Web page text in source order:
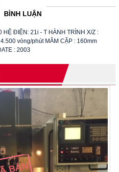
BÌNH LUẬN
HỆ ĐIỆN: 21i - T HÀNH TRÌNH X/Z :
vòng/phút MÂM CẶP : 160mm
: 2003